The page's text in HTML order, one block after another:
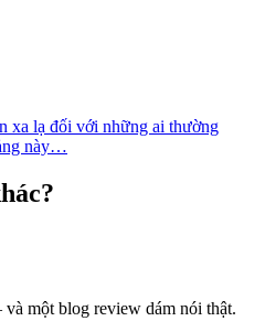
xa lạ đối với những ai thường
này…
một blog review dám nói thật.